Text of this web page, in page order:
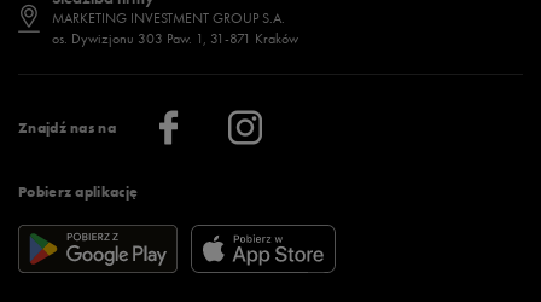
Znajdź nas na
Pobierz aplikację
Regulamin sklepu 50 style
Regulamin aplikacji 50 style
Więcej regulaminów >
Jak wybrać buty na zimę?
Więcej >
Stylizacje damskie
Sklepy stacjonarne
Klub 50 style
Praca
Informacje o firmie
MARKETING INVESTMENT GROUP S.A.
os. Dywizjonu 303 Paw. 1, 31-871 Kraków